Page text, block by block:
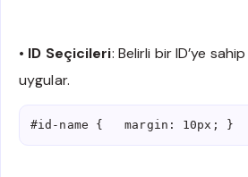
• ID Seçicileri: Belirli bir ID’ye
uygular.
#id-name {   margin: 10px; }